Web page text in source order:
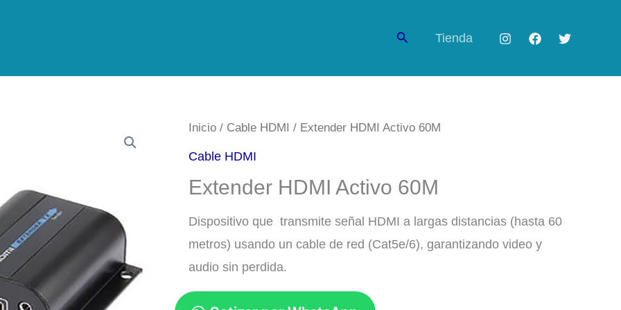
Buscar Tienda
Inicio / Cable HDMI / Extender HDMI Activo 60M
Cable HDMI
Extender HDMI Activo 60M
Dispositivo que transmite señal HDMI a largas distancias (hasta 60
metros) usando un cable de red (Cat5e/6), garantizando video y
audio sin perdida.